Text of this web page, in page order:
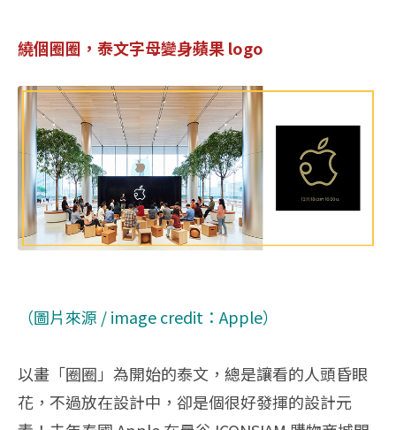
繞個圈圈，泰文字母變身蘋果 logo
（圖片來源 / image credit：Apple）
以畫「圈圈」為開始的泰文，總是讓看的人頭昏眼
花，不過放在設計中，卻是個很好發揮的設計元